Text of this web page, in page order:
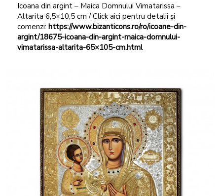
Icoana din argint – Maica Domnului Vimatarissa –
Altarita 6,5×10,5 cm / Click aici pentru detalii și
comenzi: https://www.bizanticons.ro/ro/icoane-din-
argint/18675-icoana-din-argint-maica-domnului-
vimatarissa-altarita-65×105-cm.html